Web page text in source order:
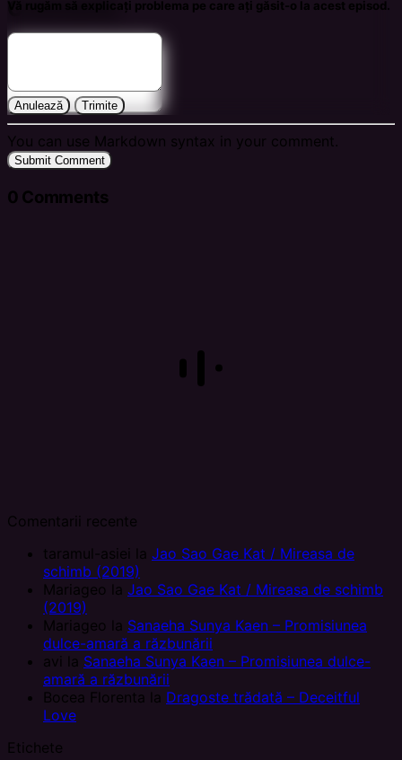
Vă rugăm să explicați problema pe care ați găsit-o la acest episod.
Anulează Trimite
Comments
You can use Markdown syntax in your comment.
Submit Comment
0 Comments
Comentarii recente
taramul-asiei
la Jao Sao Gae Kat / Mireasa de
schimb (2019)
Mariageo la Jao Sao Gae Kat / Mireasa de schimb
(2019)
Mariageo la Sanaeha Sunya Kaen – Promisiunea
dulce-amară a răzbunării
avi
la Sanaeha Sunya Kaen – Promisiunea dulce-
amară a răzbunării
Bocea Florenta la Dragoste trădată – Deceitful
Love
Etichete